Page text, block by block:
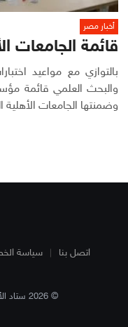
أخبار مصر
قائمة الجامعات
بالتوازي مع مواعيد
والبحث العلمي قائمة
وضمنتها الجامعات الأهلية
المقالات
اتصل بنا سياسة
© 2026 ستاد الأهلي